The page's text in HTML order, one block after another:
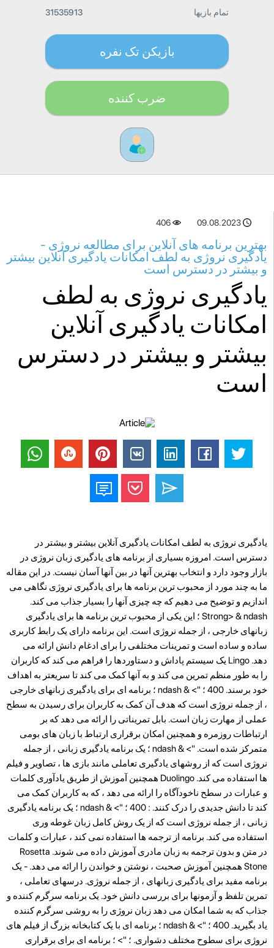
تمام بازیها 31535913
بازیکن تک نفره
ضرب کننده
09.08.2023
406
بهترین برنامه های آنلاین برای مطالعه نروژی -
یادگیری نروژی به لطف امکانات یادگیری آنلاین بیشتر
و بیشتر در دسترس است
یادگیری نروژی به لطف
امکانات یادگیری آنلاین
بیشتر و بیشتر در دسترس
است
یادگیری نروژی به لطف امکانات یادگیری آنلاین بیشتر و بیشتر در
دسترس است. امروزه بسیاری از برنامه های یادگیری زبان نروژی در
بازار وجود دارد و انتخاب بهترین آنها در بین آنها آسان نیست. در این مقاله
ما به چند مورد از محبوب ترین برنامه ها برای یادگیری نروژی نگاهی می
اندازیم و توضیح می دهیم که چه چیزی آنها را بسیار جذاب می کند.
Strong> & ndash ؛ این یکی از محبوب ترین برنامه ها برای یادگیری
زبانهای خارجی ، از جمله نروژی است. این برنامه دارای یک رابط کاربری
ساده و ساده است و تمرینات مختلفی را برای ادغام دانش ارائه می
دهد. Lingo یک سیستم پاداش و دستاوردها را فراهم می کند که کاربران
را به طور منظم تمرین می کند و به آنها کمک می کند تا سریعتر به اهداف
خود برسند. 400 ؛ "> & ndash ؛ برنامه ای برای یادگیری زبانهای خارجی
، از جمله نروژی است که هدف آن کمک به کاربران برای رسیدن به سطح
عملی از مهارت زبان است. بابل تمریناتی را ارائه می دهد که بر
ارتباطات روزمره و همچنین امکان برقراری ارتباط با زبان های بومی
متمرکز شده است. "> & ndash ؛ یک برنامه یادگیری زبانی ، از جمله
نروژی است که از روشهای یادگیری تعاملی مانند بازی ها ، تصاویر و فیلم
ها استفاده می کند. Duolingo همچنین آموزش از طریق یادآوری کلمات
و عبارات در سطح ناخودآگاه را ارائه می دهد ، که به کاربران کمک می
کند تا دانش جدیدی را درک کنند. : 400 ؛ "> & ndash ؛ یک برنامه یادگیری
زبانی ، از جمله نروژی است که از یک روش کامل زبان غوطه وری
استفاده می کند. برنامه از ترجمه ها استفاده نمی کند ، عبارات و کلمات
در متن و بدون ترجمه به زبان مادری آموزش داده می شوند. Rosetta
Stone همچنین آموزش صحبت ، نوشتن و خواندن را ارائه می دهد. -
یک
برنامه مفید برای یادگیری زبانهای ، از جمله نروژی. درسهای تعاملی ،
تمرین تلفظ و آزمونها برای بررسی دانش خود. یک برنامه سرگرم کننده و
جذاب که به شما امکان می دهد زبان نروژی را به روشی سرگرم کننده
یاد بگیرید. 400 ؛ "> & ndash ؛ برنامه ای با یک کتابخانه بزرگ از فیلم های
نروژی برای سطوح مختلف دشواری. ؛ "> ؛ برنامه ای برای برقراری